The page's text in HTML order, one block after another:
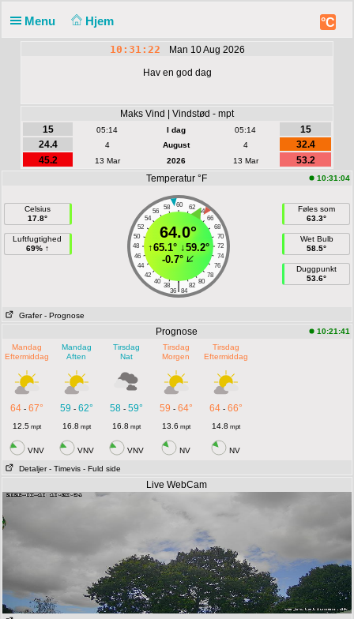
Menu Hjem °C
10:31:22 Man 10 Aug 2026
Hav en god dag
Maks Vind | Vindstød - mpt
15
05:14 I dag 05:14
15
24.4
4 August 4
32.4
45.2
13 Mar 2026 13 Mar
53.2
Temperatur °F
10:31:04
Celsius
17.8°
Luftfugtighed
69% ↑
60
58 62
56
64
54
66
52
68
50
70
48
72
46
74
44
76
42
78
40
80
38 82
|
36 84
64.0°
↑65.1°↓59.2°
-0.7°
Føles som
63.3°
Wet Bulb
58.5°
Duggpunkt
53.6°
Grafer - Prognose
Prognose
10:21:41
Mandag
Eftermiddag
Mandag
Aften
Tirsdag
Nat
Tirsdag
Morgen
Tirsdag
Eftermiddag
64 -67° 59 - 62° 58- 59° 59 - 64° 64- 66°
12.5 mpt 16.8 mpt 16.8 mpt 13.6 mpt 14.8 mpt
VNV VNV VNV NV NV
Detaljer - Timevis - Fuld side
Live WebCam